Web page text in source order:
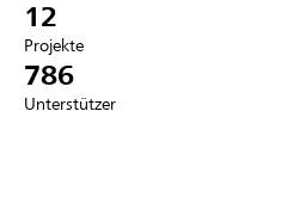
Anmelden
12
Projekte
786
Unterstützer